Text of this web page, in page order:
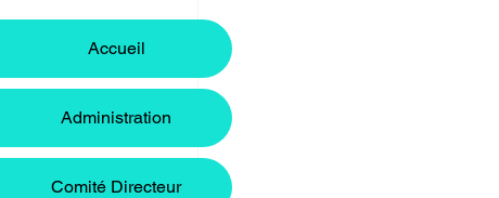
Accueil
Administration
Comité Directeur